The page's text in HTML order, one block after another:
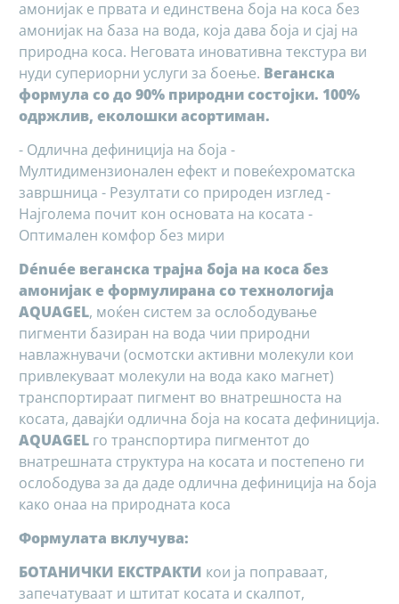
амонијак е првата и единствена боја на коса без
амонијак на база на вода, која дава боја и сјај на
природна коса. Неговата иновативна текстура ви
нуди супериорни услуги за боење. Веганска
формула со до 90% природни состојки. 100%
одржлив, еколошки асортиман.
- Одлична дефиниција на боја -
Мултидимензионален ефект и повеќехроматска
завршница - Резултати со природен изглед -
Најголема почит кон основата на косата -
Оптимален комфор без мири
Dénuée веганска трајна боја на коса без
амонијак е формулирана со технологија
AQUAGEL, моќен систем за ослободување
пигменти базиран на вода чии природни
навлажнувачи (осмотски активни молекули кои
привлекуваат молекули на вода како магнет)
транспортираат пигмент во внатрешноста на
косата, давајќи одлична боја на косата дефиниција.
AQUAGEL го транспортира пигментот до
внатрешната структура на косата и постепено ги
ослободува за да даде одлична дефиниција на боја
како онаа на природната коса
Формулата вклучува:
БОТАНИЧКИ ЕКСТРАКТИ кои ја поправаат,
запечатуваат и штитат косата и скалпот,